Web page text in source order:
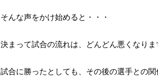
そんな声をかけ始めると・・・
決まって試合の流れは、どんどん悪くなりま
試合に勝ったとしても、その後の選手との関